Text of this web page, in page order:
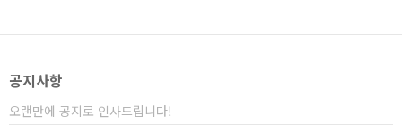
가격표 기존과 얼마나 달..
공지사항
오랜만에 공지로 인사드립니다!